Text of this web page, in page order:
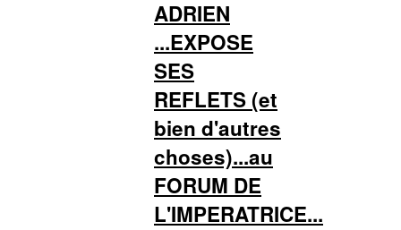
ADRIEN
...EXPOSE
SES
REFLETS (et
bien d'autres
choses)...au
FORUM DE
L'IMPERATRICE...